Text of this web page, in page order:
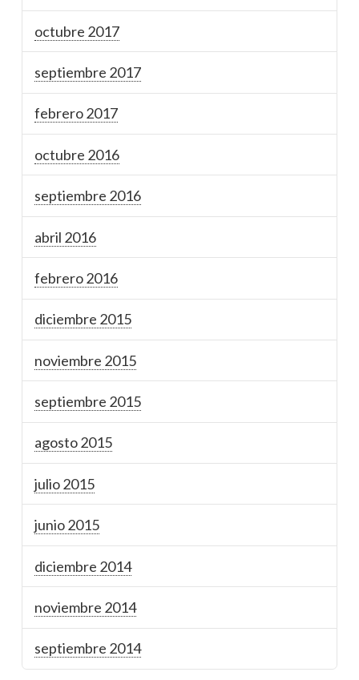
octubre 2017
septiembre 2017
febrero 2017
octubre 2016
septiembre 2016
abril 2016
febrero 2016
diciembre 2015
noviembre 2015
septiembre 2015
agosto 2015
julio 2015
junio 2015
diciembre 2014
noviembre 2014
septiembre 2014